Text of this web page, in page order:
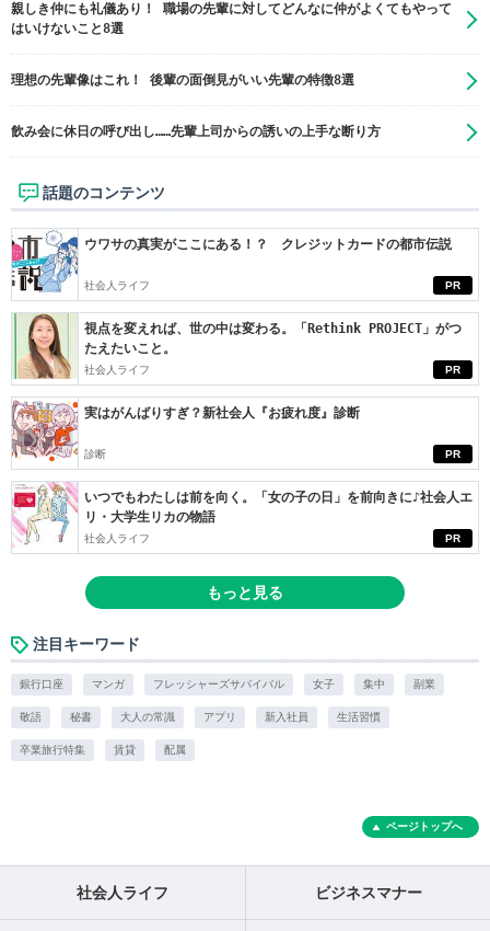
親しき仲にも礼儀あり！ 職場の先輩に対してどんなに仲がよくてもやって
はいけないこと8選
理想の先輩像はこれ！ 後輩の面倒見がいい先輩の特徴8選
飲み会に休日の呼び出し……先輩上司からの誘いの上手な断り方
話題のコンテンツ
PR
ウワサの真実がここにある！？ クレジットカードの都市伝説
社会人ライフ
PR
視点を変えれば、世の中は変わる。「Rethink PROJECT」がつ
たえたいこと。
社会人ライフ
PR
実はがんばりすぎ？新社会人『お疲れ度』診断
診断
PR
いつでもわたしは前を向く。「女の子の日」を前向きに♪社会人エ
リ・大学生リカの物語
社会人ライフ
もっと見る
注目キーワード
銀行口座 マンガ フレッシャーズサバイバル 女子 集中 副業
敬語 秘書 大人の常識 アプリ 新入社員 生活習慣
卒業旅行特集 賃貸 配属
ページトップへ
社会人ライフ ビジネスマナー